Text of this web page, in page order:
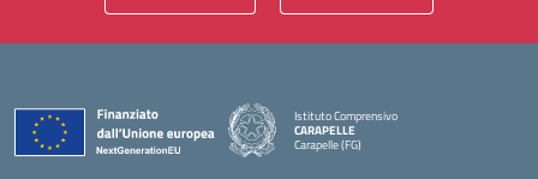
Istituto Comprensivo
CARAPELLE
Carapelle (FG)
— Visita la pagina iniziale della scuola